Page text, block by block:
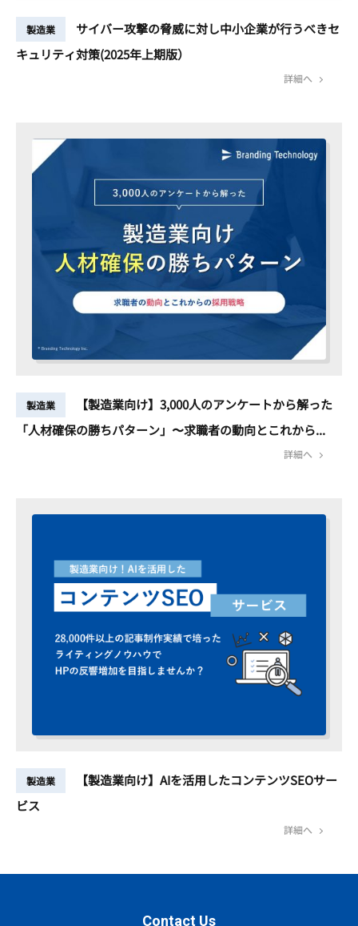
製造業
サイバー攻撃の脅威に対し中小企業が行うべきセ
キュリティ対策(2025年上期版）
詳細へ
製造業
【製造業向け】3,000人のアンケートから解った
「人材確保の勝ちパターン」〜求職者の動向とこれから...
詳細へ
製造業
【製造業向け】AIを活用したコンテンツSEOサー
ビス
詳細へ
Contact Us